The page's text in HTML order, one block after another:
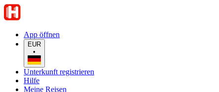
App öffnen
EUR
•
Unterkunft registrieren
Hilfe
Meine Reisen